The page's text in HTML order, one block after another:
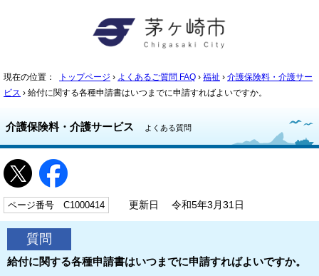
現在の位置： トップページ › よくあるご質問 FAQ › 福祉 › 介護保険料・介護サー
ビス › 給付に関する各種申請書はいつまでに申請すればよいですか。
介護保険料・介護サービス よくある質問
ページ番号 C1000414 更新日 令和5年3月31日
質問
給付に関する各種申請書はいつまでに申請すればよいですか。